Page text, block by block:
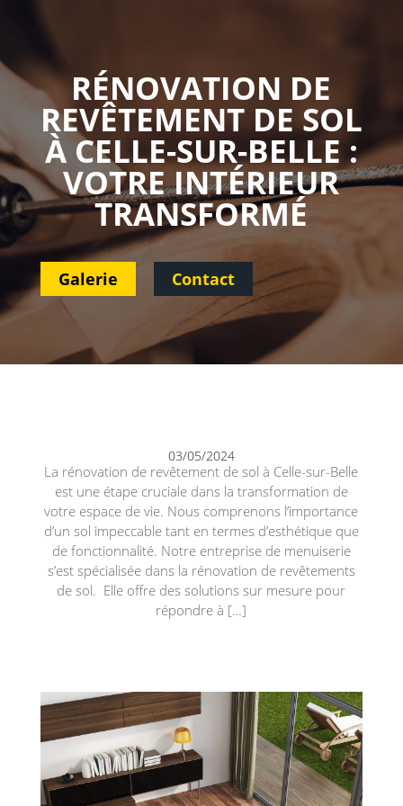
RÉNOVATION DE
REVÊTEMENT DE SOL
À CELLE-SUR-BELLE :
VOTRE INTÉRIEUR
TRANSFORMÉ
Galerie Contact
03/05/2024
La rénovation de revêtement de sol à Celle-sur-Belle
est une étape cruciale dans la transformation de
votre espace de vie. Nous comprenons l’importance
d’un sol impeccable tant en termes d’esthétique que
de fonctionnalité. Notre entreprise de menuiserie
s’est spécialisée dans la rénovation de revêtements
de sol. Elle offre des solutions sur mesure pour
répondre à […]